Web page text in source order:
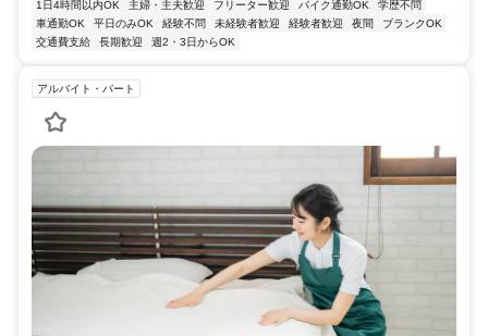
1日4時間以内OK
主婦・主夫歓迎 フリーター歓迎 バイク通勤OK
学歴不問
車通勤OK
平日のみOK 経験不問 未経験者歓迎 経験者歓迎 夜間
ブランクOK
交通費支給
長期歓迎 週2・3日からOK
アルバイト・パート